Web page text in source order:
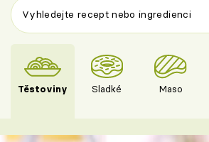
Těstoviny Sladké Maso